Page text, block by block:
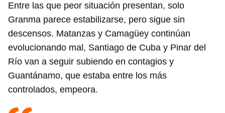
Entre las que peor situación presentan, solo
Granma parece estabilizarse, pero sigue sin
descensos. Matanzas y Camagüey continúan
evolucionando mal, Santiago de Cuba y Pinar del
Río van a seguir subiendo en contagios y
Guantánamo, que estaba entre los más
controlados, empeora.